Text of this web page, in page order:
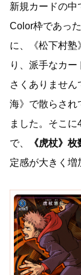
新規カードの中
Color枠であっ
に、《松下村塾
り、派手なカ
さくありませ
海》で散らされ
ました。そこ
で、
《虎杖》
定感が大きく増